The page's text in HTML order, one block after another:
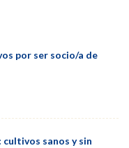
por ser socio/a de
sanos y sin